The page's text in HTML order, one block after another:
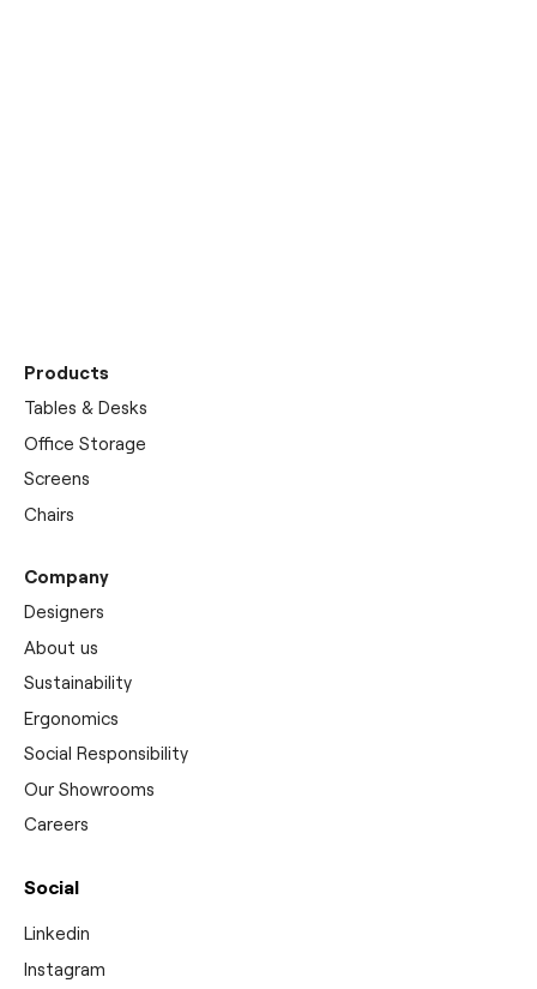
Products
Tables & Desks
Office Storage
Screens
Chairs
Company
Designers
About us
Sustainability
Ergonomics
Social Responsibility
Our Showrooms
Careers
Social
Linkedin
Instagram